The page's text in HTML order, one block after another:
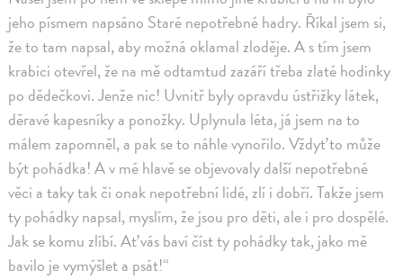
jeho písmem napsáno Staré nepotřebné hadry. Říkal jsem si,
že to tam napsal, aby možná oklamal zloděje. A s tím jsem
krabici otevřel, že na mě odtamtud zazáří třeba zlaté hodinky
po dědečkovi. Jenže nic! Uvnitř byly opravdu ústřižky látek,
děravé kapesníky a ponožky. Uplynula léta, já jsem na to
málem zapomněl, a pak se to náhle vynořilo. Vždyť to může
být pohádka! A v mé hlavě se objevovaly další nepotřebné
věci a taky tak či onak nepotřební lidé, zlí i dobří. Takže jsem
ty pohádky napsal, myslím, že jsou pro děti, ale i pro dospělé.
Jak se komu zlíbí. Ať vás baví číst ty pohádky tak, jako mě
bavilo je vymýšlet a psát!“